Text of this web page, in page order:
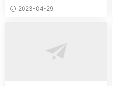
注意事项
2023-04-29